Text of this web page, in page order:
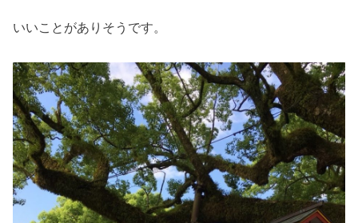
いいことがありそうです。